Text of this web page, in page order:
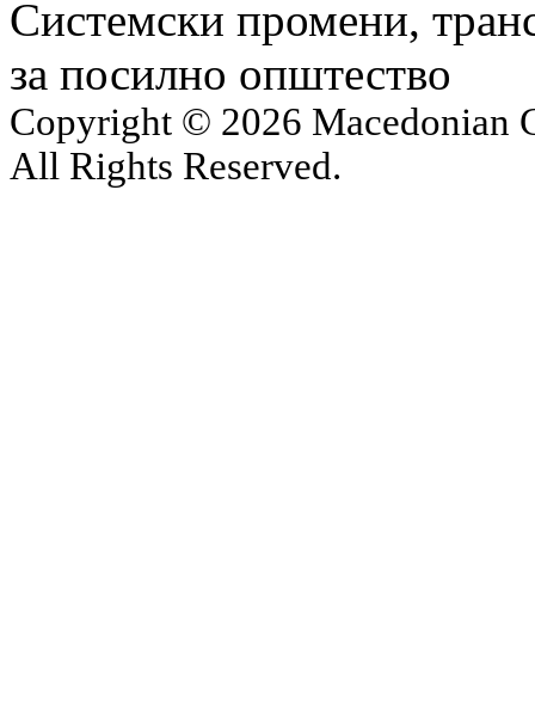
Системски промени,
за посилно општество
Copyright © 2026 Macedonian
All Rights Reserved.